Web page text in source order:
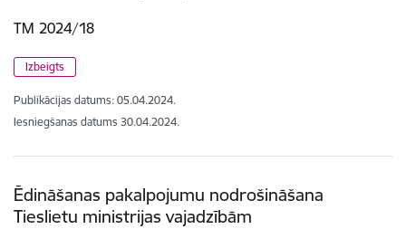
TM 2024/18
Izbeigts
Publikācijas datums: 05.04.2024.
Iesniegšanas datums 30.04.2024.
Ēdināšanas pakalpojumu nodrošināšana
Tieslietu ministrijas vajadzībām